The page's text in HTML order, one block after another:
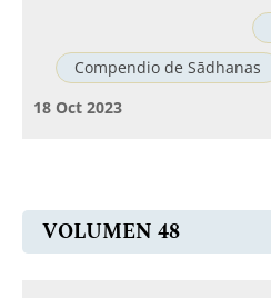
Compendio de Sādhanas
18 Oct 2023
VOLUMEN 48